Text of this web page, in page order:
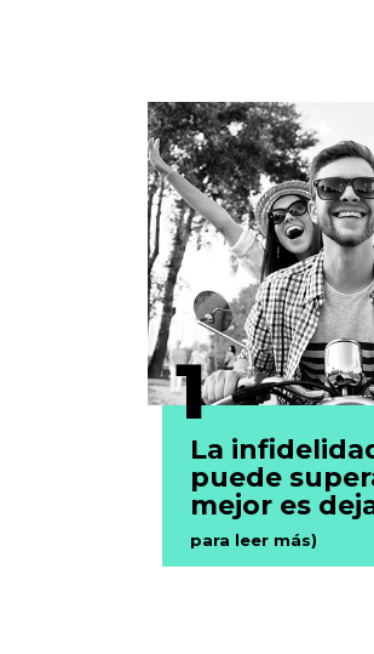
1
La
puede
mejor es
para leer más)